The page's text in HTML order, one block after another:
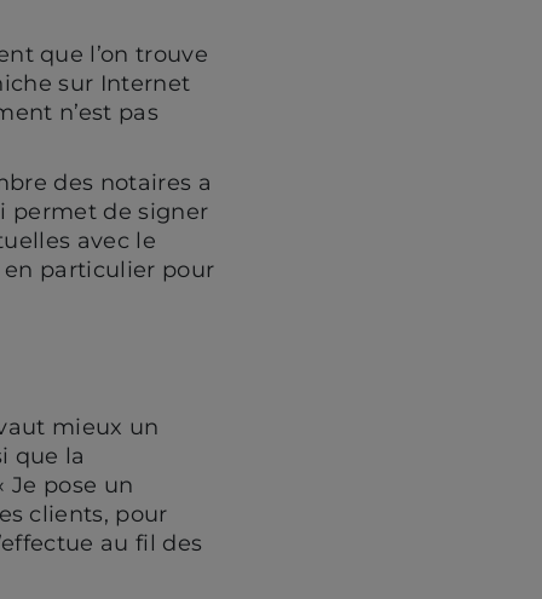
que l’on trouve
sur Internet
n’est pas
des notaires a
permet de signer
avec le
en particulier pour
mieux un
que la
Je pose un
clients, pour
au fil des